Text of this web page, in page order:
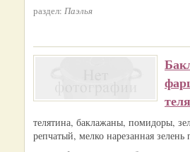
раздел: Паэлья
телятина, баклажаны, помидоры,
репчатый, мелко нарезанная